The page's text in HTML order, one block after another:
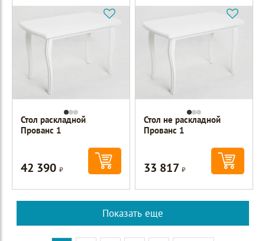
Стол раскладной
Прованс 1
42 390Р
Стол не раскладной
Прованс 1
33 817Р
Показать еще